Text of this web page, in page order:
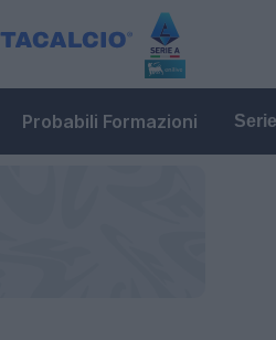
Probabili Formazioni